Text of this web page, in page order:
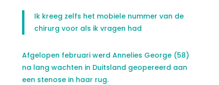
Ik kreeg zelfs het mobiele nummer van de
chirurg voor als ik vragen had
Afgelopen februari werd Annelies George (58)
na lang wachten in Duitsland geopereerd aan
een stenose in haar rug.